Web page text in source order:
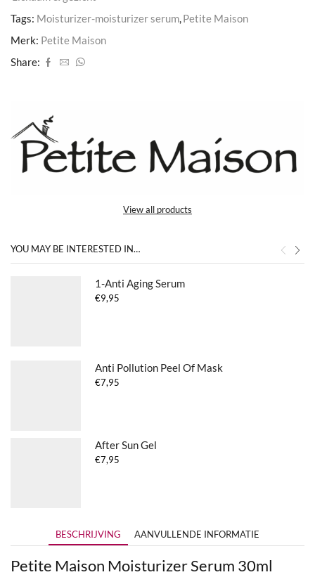
Tags: Moisturizer-moisturizer serum Petite Maison
Merk: Petite Maison
Share:
View all products
YOU MAY BE INTERESTED IN…
1-Anti Aging Serum
€9,95
Anti Pollution Peel Of Mask
€7,95
After Sun Gel
€7,95
BESCHRIJVING AANVULLENDE INFORMATIE
Petite Maison Moisturizer Serum 30ml